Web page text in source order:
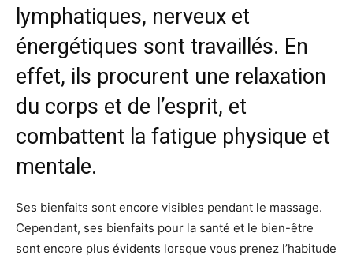
lymphatiques, nerveux et
énergétiques sont travaillés. En
effet, ils procurent une relaxation
du corps et de l’esprit, et
combattent la fatigue physique et
mentale.
Ses bienfaits sont encore visibles pendant le massage.
Cependant, ses bienfaits pour la santé et le bien-être
sont encore plus évidents lorsque vous prenez l’habitude